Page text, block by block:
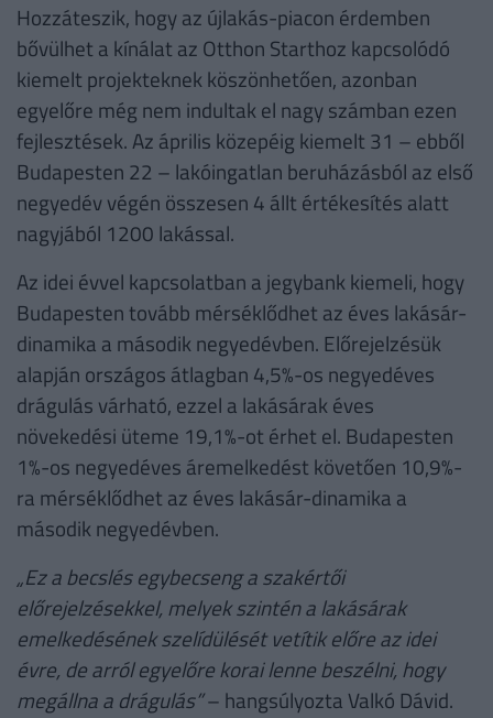
Hozzáteszik, hogy az újlakás-piacon érdemben
bővülhet a kínálat az Otthon Starthoz kapcsolódó
kiemelt projekteknek köszönhetően, azonban
egyelőre még nem indultak el nagy számban ezen
fejlesztések. Az április közepéig kiemelt 31 – ebből
Budapesten 22 – lakóingatlan beruházásból az első
negyedév végén összesen 4 állt értékesítés alatt
nagyjából 1200 lakással.
Az idei évvel kapcsolatban a jegybank kiemeli, hogy
Budapesten tovább mérséklődhet az éves lakásár-
dinamika a második negyedévben. Előrejelzésük
alapján országos átlagban 4,5%-os negyedéves
drágulás várható, ezzel a lakásárak éves
növekedési üteme 19,1%-ot érhet el. Budapesten
1%-os negyedéves áremelkedést követően 10,9%-
ra mérséklődhet az éves lakásár-dinamika a
második negyedévben.
„Ez a becslés egybecseng a szakértői
előrejelzésekkel, melyek szintén a lakásárak
emelkedésének szelídülését vetítik előre az idei
évre, de arról egyelőre korai lenne beszélni, hogy
megállna a drágulás”– hangsúlyozta Valkó Dávid.